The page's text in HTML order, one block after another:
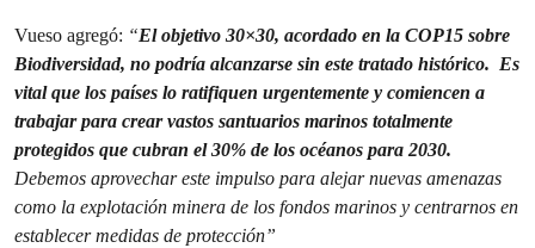
Vueso agregó: “El objetivo 30×30, acordado en la COP15 sobre
Biodiversidad, no podría alcanzarse sin este tratado histórico. Es
vital que los países lo ratifiquen urgentemente y comiencen a
trabajar para crear vastos santuarios marinos totalmente
protegidos que cubran el 30% de los océanos para 2030.
Debemos aprovechar este impulso para alejar nuevas amenazas
como la explotación minera de los fondos marinos y centrarnos en
establecer medidas de protección”